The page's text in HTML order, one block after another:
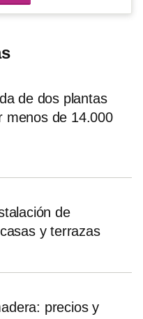
de dos plantas
menos de 14.000
de
y terrazas
precios y